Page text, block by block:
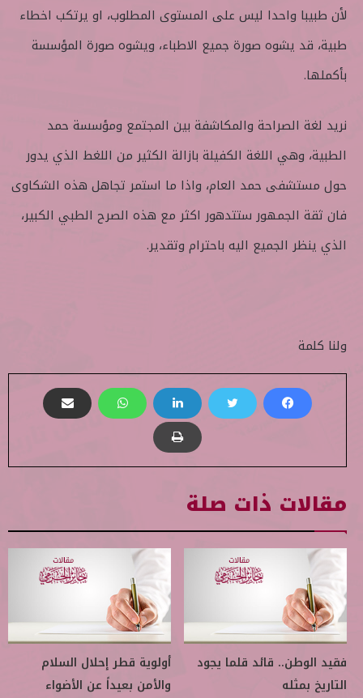
لأن طبيبا واحدا ليس على المستوى المطلوب، او يرتكب اخطاء
طبية، قد يشوه صورة جميع الاطباء، ويشوه صورة المؤسسة
بأكملها.
نريد لغة الصراحة والمكاشفة بين المجتمع ومؤسسة حمد
الطبية، وهي اللغة الكفيلة بازالة الكثير من اللغط الذي يدور
حول مستشفى حمد العام، واذا ما استمر تجاهل هذه الشكاوى
فان ثقة الجمهور ستتدهور اكثر مع هذه الصرح الطبي الكبير،
الذي ينظر الجميع اليه باحترام وتقدير.
ولنا كلمة
مقالات ذات صلة
فقيد الوطن.. قائد قلما يجود
التاريخ بمثله
أولوية قطر إحلال السلام
والأمن بعيداً عن الأضواء